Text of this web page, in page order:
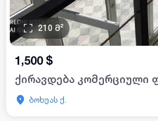
210 მ²
1,500 $
ქირავდება კომერციული
ბოხუას ქ.